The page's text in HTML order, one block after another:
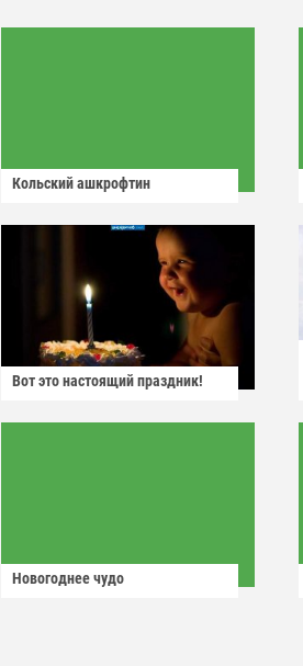
Кольский ашкрофтин
Вот это настоящий праздник!
Новогоднее чудо